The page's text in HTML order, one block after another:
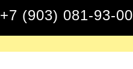
+7 (903) 081-93-00